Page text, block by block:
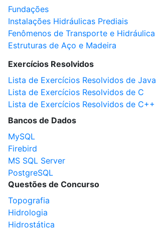
Fundações
Instalações Hidráulicas Prediais
Fenômenos de Transporte e Hidráulica
Estruturas de Aço e Madeira
Exercícios Resolvidos
Lista de Exercícios Resolvidos de Java
Lista de Exercícios Resolvidos de C
Lista de Exercícios Resolvidos de C++
Bancos de Dados
MySQL
Firebird
MS SQL Server
PostgreSQL
Questões de Concurso
Topografia
Hidrologia
Hidrostática